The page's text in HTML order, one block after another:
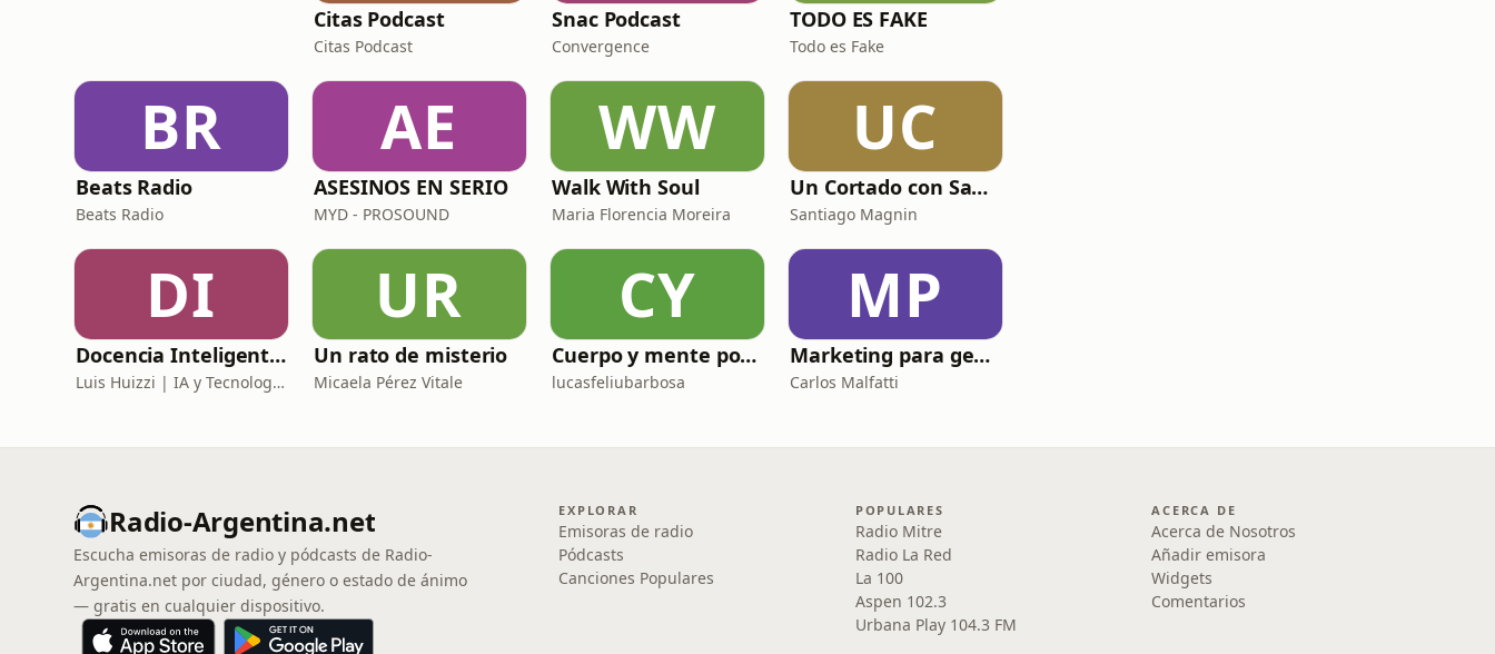
Citas Podcast
Citas Podcast
Snac Podcast
Convergence
TODO ES FAKE
Todo es Fake
BR
Beats Radio
Beats Radio
AE
ASESINOS EN SERIO
MYD - PROSOUND
WW
Walk With Soul
Maria Florencia Moreira
UC
Un Cortado con Santi Magnin
Santiago Magnin
DI
Docencia Inteligente | Herramientas IA para Docentes y Educación Moderna
Luis Huizzi | IA y Tecnología Educativa
UR
Un rato de misterio
Micaela Pérez Vitale
CY
Cuerpo y mente por el mundo
lucasfeliubarbosa
MP
Marketing para gente como uno
Carlos Malfatti
Radio-Argentina.net
Escucha emisoras de radio y pódcasts de Radio-
Argentina.net por ciudad, género o estado de ánimo
— gratis en cualquier dispositivo.
EXPLORAR
Emisoras de radio
Pódcasts
Canciones Populares
POPULARES
Radio Mitre
Radio La Red
La 100
Aspen 102.3
Urbana Play 104.3 FM
ACERCA DE
Acerca de Nosotros
Añadir emisora
Widgets
Comentarios